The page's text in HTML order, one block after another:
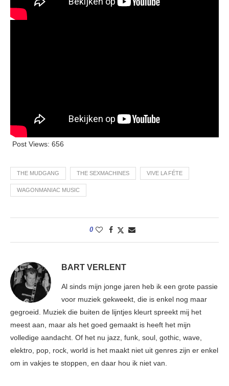
Post Views: 656
THE MUDGANG THE SEXMACHINES VIVE LA FÉTE
WAGONMANIAC MUSIC
0
BART VERLENT
Al sinds mijn jonge jaren heb ik een grote passie
voor muziek gekweekt, die is enkel nog maar
gegroeid. Muziek die buiten de lijntjes kleurt spreekt mij het
meest aan, maar als het goed gemaakt is heeft het mijn
volledige aandacht. Of het nu jazz, funk, soul, gothic, wave,
elektro, pop, rock, world is het maakt niet uit genres zijn er enkel
om in vakjes te stoppen, en daar hou ik niet van.